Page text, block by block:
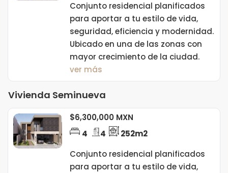
Conjunto residencial planificados
para aportar a tu estilo de vida,
seguridad, eficiencia y modernidad.
Ubicado en una de las zonas con
mayor crecimiento de la ciudad.
ver más
Vivienda Seminueva
$6,300,000 MXN
4
4
252m2
Conjunto residencial planificados
para aportar a tu estilo de vida,